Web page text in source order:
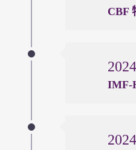
CBF
IMF-